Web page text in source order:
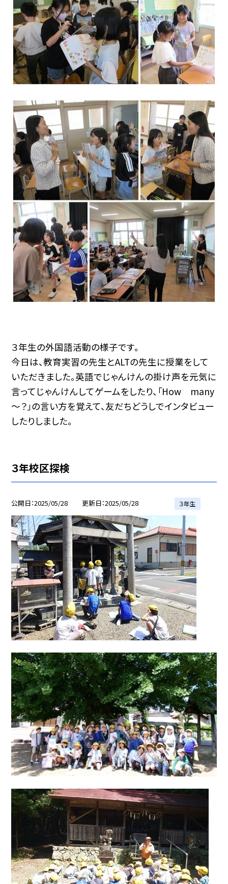
３年生の外国語活動の様子です。
今日は、教育実習の先生とALTの先生に授業をして
いただきました。英語でじゃんけんの掛け声を元気に
言ってじゃんけんしてゲームをしたり、「How many
～？」の言い方を覚えて、友だちどうしでインタビュー
したりしました。
３年校区探検
公開日 2025/05/28 更新日 2025/05/28 ３年生